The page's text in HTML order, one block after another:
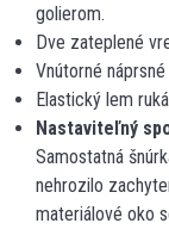
golierom.
Dve zateplené
Vnútorné
Elastický lem
Nastaviteľný
Samostatná
nehrozilo
materiálové oko